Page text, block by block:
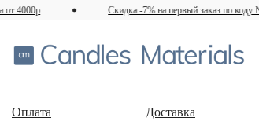
Скидка -7% на первый заказ по коду NEW26
Оплата Доставка